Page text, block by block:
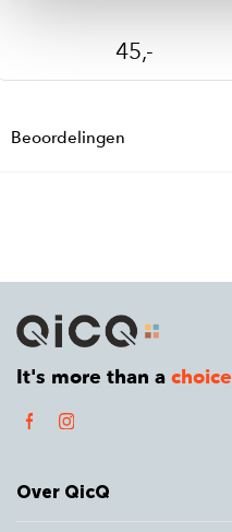
45,-
Beoordelingen
It's more than a choice
Over QicQ